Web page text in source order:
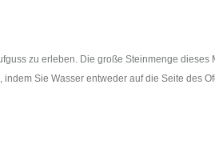
zu erleben. Die große Steinmenge
Sie Wasser entweder auf die Seite des